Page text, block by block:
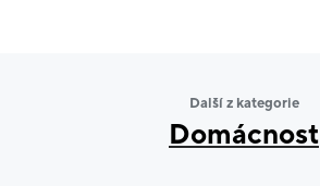
Další z kategorie
Domácnost